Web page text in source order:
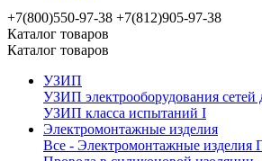
+7(800)550-97-38 +7(812)905-97-38
Каталог товаров
Каталог товаров
УЗИП
УЗИП электрооборудования сетей
УЗИП клaссa испытаний I
Электромонтажные изделия
Все - Электромонтажные изделия